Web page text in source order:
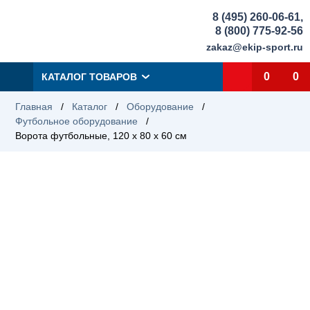
8 (495) 260-06-61,
8 (800) 775-92-56
zakaz@ekip-sport.ru
КАТАЛОГ ТОВАРОВ 0 0
Главная / Каталог / Оборудование
/
Футбольное оборудование
/
Ворота футбольные, 120 x 80 x 60 см